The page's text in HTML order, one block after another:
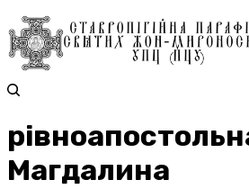
Магдалина